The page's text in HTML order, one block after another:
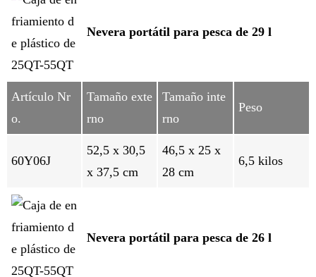
Nevera portátil para pesca de 29 l
Artículo Nr
o.
Tamaño exte
rno
Tamaño inte
rno
Peso
60Y06J
52,5 x 30,5
x 37,5 cm
46,5 x 25 x
28 cm
6,5 kilos
Nevera portátil para pesca de 26 l